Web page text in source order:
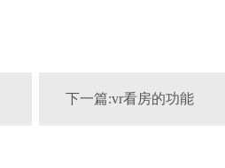
下一篇:vr看房的功能